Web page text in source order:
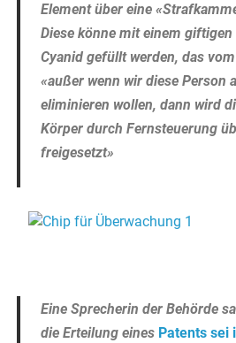
Element über eine
Diese könne mit einem
Cyanid gefüllt werden, das
«außer wenn wir diese Person
eliminieren wollen, dann wird
Körper durch Fernsteuerung
freigesetzt»
Eine Sprecherin der Behörde
die Erteilung eines Patents sei